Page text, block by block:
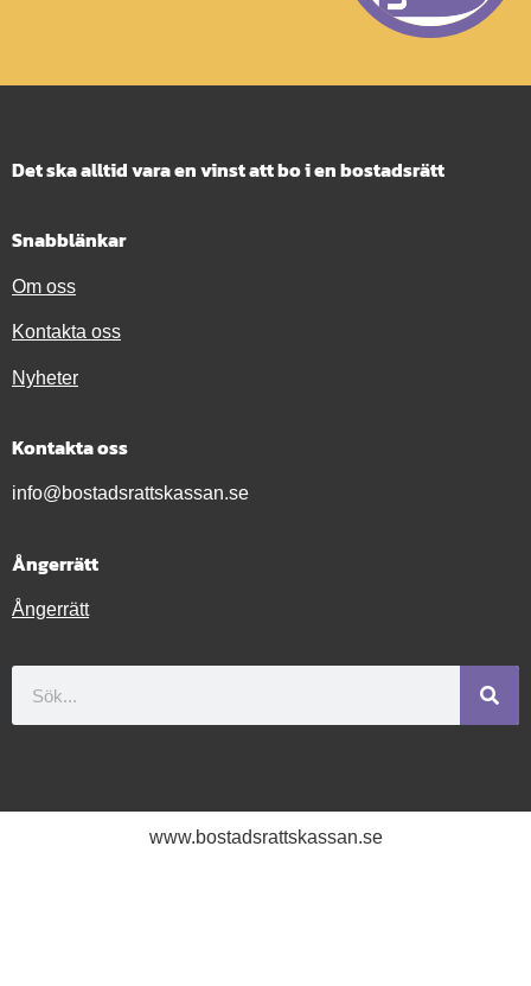
Det ska alltid vara en vinst att bo i en bostadsrätt
Snabblänkar
Om oss
Kontakta oss
Nyheter
Kontakta oss
info@bostadsrattskassan.se
Ångerrätt
Ångerrätt
www.bostadsrattskassan.se